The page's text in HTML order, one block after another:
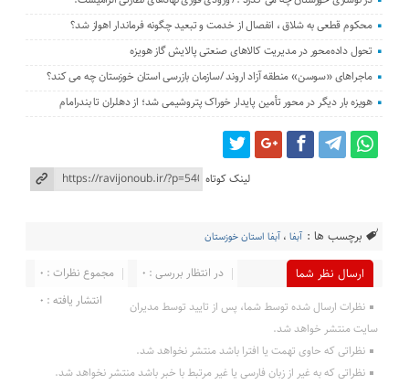
محکوم قطعی به شلاق ، انفصال از خدمت و تبعید چگونه فرماندار اهواز شد؟
تحول داده‌محور در مدیریت کالاهای صنعتی پالایش گاز هویزه
ماجراهای «سوسن» منطقه آزاد اروند /سازمان بازرسی استان خوزستان چه می کند؟
هویزه بار دیگر در محور تأمین پایدار خوراک پتروشیمی شد؛ از دهلران تا بندرامام
لینک کوتاه
برچسب ها : آبفا ،آبفا استان خوزستان
ارسال نظر شما مجموع نظرات : 0
در انتظار بررسی : 0
انتشار یافته : 0
نظرات ارسال شده توسط شما، پس از تایید توسط مدیران
سایت منتشر خواهد شد.
نظراتی که حاوی تهمت یا افترا باشد منتشر نخواهد شد.
نظراتی که به غیر از زبان فارسی یا غیر مرتبط با خبر باشد منتشر نخواهد شد.